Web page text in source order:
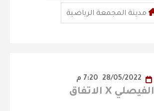
مدينة المجمعة الرياضية
الفيصلي X الاتفاق